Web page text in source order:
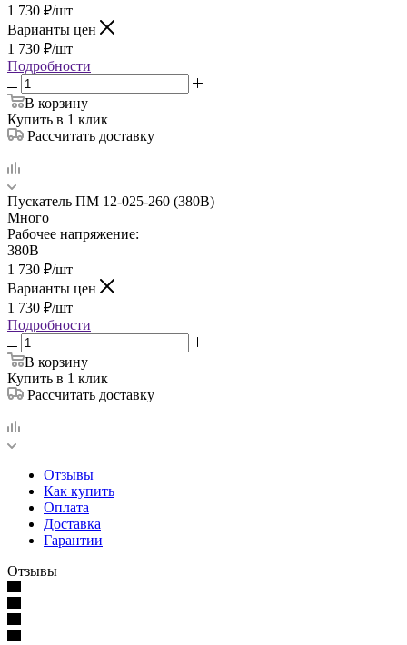
1 730 ₽/шт
Варианты цен
1 730 ₽/шт
Подробности
В корзину
Купить в 1 клик
Рассчитать доставку
Пускатель ПМ 12-025-260 (380В)
Много
Рабочее напряжение:
380В
1 730 ₽/шт
Варианты цен
1 730 ₽/шт
Подробности
В корзину
Купить в 1 клик
Рассчитать доставку
Отзывы
Как купить
Оплата
Доставка
Гарантии
Отзывы